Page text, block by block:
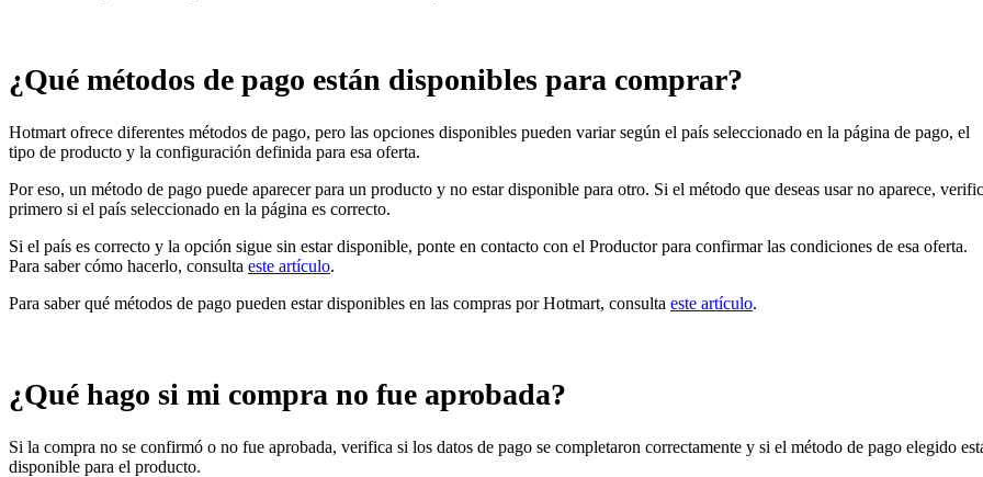
¿Qué métodos de pago están disponibles para comprar?
Hotmart ofrece diferentes métodos de pago, pero las opciones disponibles pueden variar según el país seleccionado en la página de pago, el
tipo de producto y la configuración definida para esa oferta.
Por eso, un método de pago puede aparecer para un producto y no estar disponible para otro. Si el método que deseas usar no aparece,
primero si el país seleccionado en la página es correcto.
Si el país es correcto y la opción sigue sin estar disponible, ponte en contacto con el Productor para confirmar las condiciones de esa oferta.
Para saber cómo hacerlo, consulta este artículo.
Para saber qué métodos de pago pueden estar disponibles en las compras por Hotmart, consulta este artículo.
¿Qué hago si mi compra no fue aprobada?
Si la compra no se confirmó o no fue aprobada, verifica si los datos de pago se completaron correctamente y si el método de pago elegido
disponible para el producto.